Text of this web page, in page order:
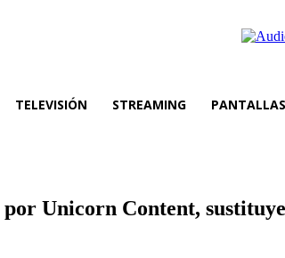
TELEVISIÓN STREAMING PANTALLAS
Unicorn Content,